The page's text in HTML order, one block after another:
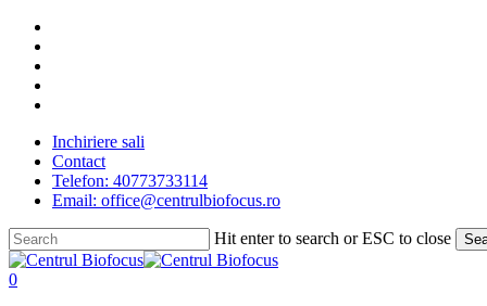
Skip
main
content
Inchiriere sali
Contact
Telefon: 40773733114
Email: office@centrulbiofocus.ro
Hit enter to search or ESC to close
Close
Search
search
0